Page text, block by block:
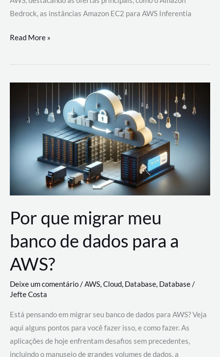
Bedrock, as instâncias Amazon EC2 para AWS Inferentia
Utilizando
Soluções
AWS
Read More »
Por que migrar meu
banco de dados para a
AWS?
Deixe um comentário/AWS,Cloud, Database, Database/
Jefte Costa
Está pensando em migrar seu banco de dados para AWS? Veja
aqui alguns pontos para você fazer isso, e como fazer. As
aplicações de hoje enfrentam desafios sem precedentes,
incluindo o manuseio de grandes volumes de dados, a